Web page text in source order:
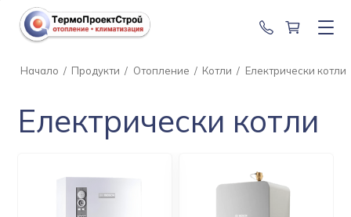
0888 201
Начало / Продукти / Отопление / Котли / Електрически котли
Електрически котли